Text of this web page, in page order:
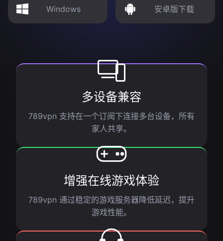
Windows 安卓版下载
多设备兼容
789vpn 支持在一个订阅下连接多台设备，所有
家人共享。
增强在线游戏体验
789vpn 通过稳定的游戏服务器降低延迟，提升
游戏性能。